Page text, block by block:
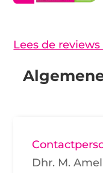
Lees de
Dhr. M.